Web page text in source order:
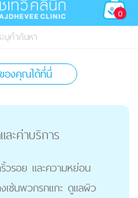
0
ะบุคำค้นหา
องคุณได้ที่นี่
ละค่่าบริการ
รอย และความหย่อน
เช่นพวกรกแกะ ดูแลผิว